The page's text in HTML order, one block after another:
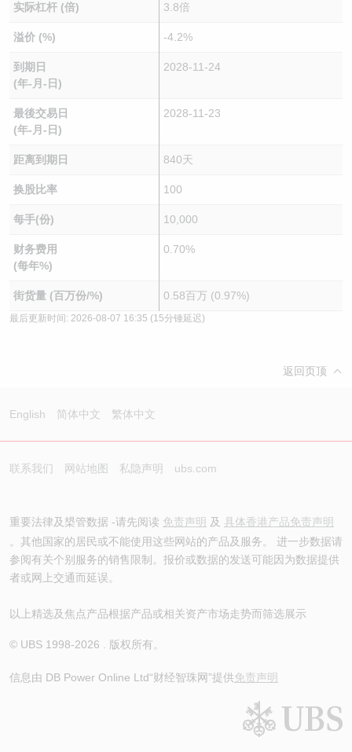
实际杠杆 (倍) 3.8倍
溢价 (%) -4.2%
到期日
(年-月-日)
2028-11-24
最後交易日
(年-月-日)
2028-11-23
距离到期日 840天
换股比率 100
每手(份) 10,000
财务费用
(每年%)
0.70%
街货量 (百万份/%) 0.58百万 (0.97%)
最后更新时间: 2026-08-07 16:35 (15分锺延迟)
返回页顶
English 简体中文 繁体中文
联系我们 网站地图 私隐声明 ubs.com
重要法律及槼管数据 -请先阅读 免责声明 及 具体香港产品免责声明
。其他国家的居民或不能使用这些网站的产品及服务。 进一步数据请
参阅有关个别服务的销售限制。报价或数据的发送可能因为数据提供
者或网上交通而延误。
以上精选及焦点产品根据产品或相关资产市场走势而筛选展示
© UBS 1998-2026 . 版权所有。
信息由 DB Power Online Ltd“财经智珠网”提供免责声明